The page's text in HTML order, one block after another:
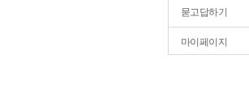
묻고답하기
마이페이지